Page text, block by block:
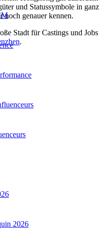
2026
und Statussymbole in ganz
noch genauer kennen.
Stadt für Castings und Jobs
.